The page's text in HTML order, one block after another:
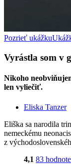
Pozrieť ukážku
Vyrástla som v
Nikoho
len vyliečiť.
Eliska Tanzer
Eliška sa narodila
nemeckému
z
4,1 83